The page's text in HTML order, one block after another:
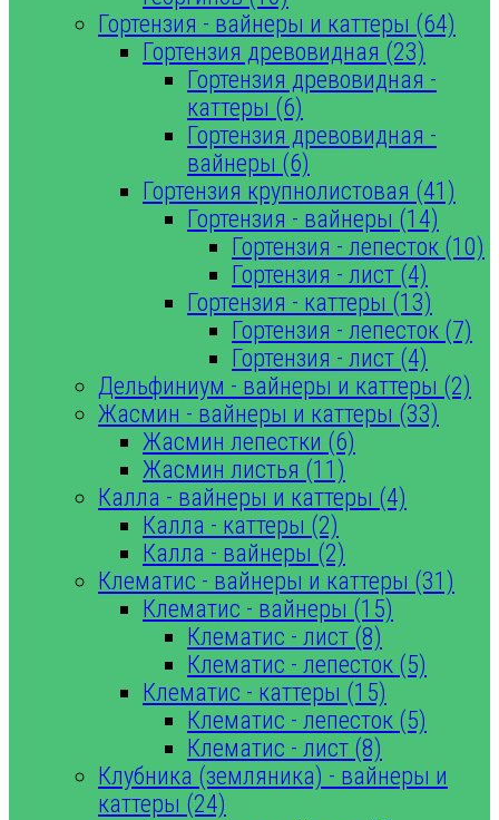
Гортензия - вайнеры и каттеры (64)
Гортензия древовидная (23)
Гортензия древовидная -
каттеры (6)
Гортензия древовидная -
вайнеры (6)
Гортензия крупнолистовая (41)
Гортензия - вайнеры (14)
Гортензия - лепесток (10)
Гортензия - лист (4)
Гортензия - каттеры (13)
Гортензия - лепесток (7)
Гортензия - лист (4)
Дельфиниум - вайнеры и каттеры (2)
Жасмин - вайнеры и каттеры (33)
Жасмин лепестки (6)
Жасмин листья (11)
Калла - вайнеры и каттеры (4)
Калла - каттеры (2)
Калла - вайнеры (2)
Клематис - вайнеры и каттеры (31)
Клематис - вайнеры (15)
Клематис - лист (8)
Клематис - лепесток (5)
Клематис - каттеры (15)
Клематис - лепесток (5)
Клематис - лист (8)
Клубника (земляника) - вайнеры и
каттеры (24)